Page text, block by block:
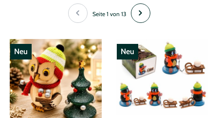
Seite 1 von 13
Neu Neu